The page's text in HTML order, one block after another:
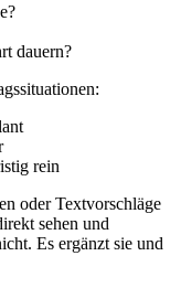
dauern?
rein
oder Textvorschläge
sehen und
Es ergänzt sie und